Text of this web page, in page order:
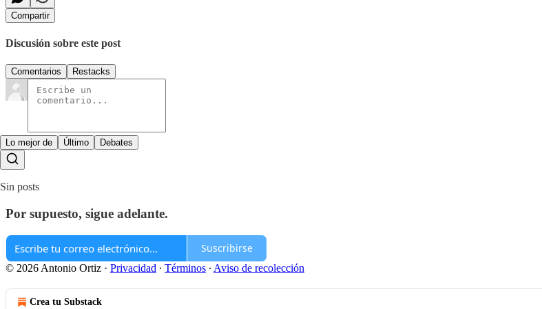
Compartir
Discusión sobre este post
Comentarios Restacks
Lo mejor de Último Debates
Sin posts
Por supuesto, sigue adelante.
Suscribirse
© 2026 Antonio Ortiz · Privacidad ∙ Términos ∙ Aviso de recolección
Crea tu Substack